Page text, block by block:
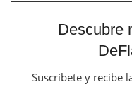
Descubre
Suscríbete y recibe